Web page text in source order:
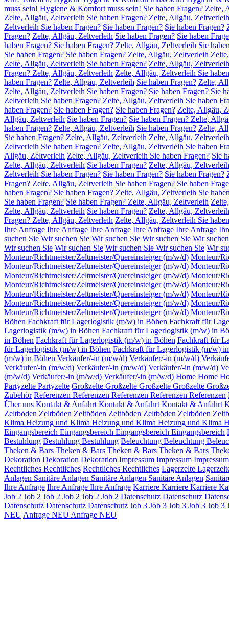
muss sein! Hygiene & Komfort muss sein! Sie haben Fragen? Zelte,
Zelte, Allgäu, Zeltverleih Sie haben Fragen? Zelte, Allgäu, Zeltverleih
Zeltverleih Sie haben Fragen? Sie haben Fragen? Sie haben Fragen?
Fragen? Zelte, Allgäu, Zeltverleih Sie haben Fragen? Sie haben
haben Fragen? Sie haben Fragen? Zelte, Allgäu, Zeltverleih Sie
Sie haben Fragen? Sie haben Fragen? Zelte, Allgäu, Zeltverleih
Zelte, Allgäu, Zeltverleih Sie haben Fragen? Zelte, Allgäu, Zeltverleih
Fragen? Zelte, Allgäu, Zeltverleih Zelte, Allgäu, Zeltverleih Sie
haben Fragen? Zelte, Allgäu, Zeltverleih Sie haben Fragen? Zelte,
Zelte, Allgäu, Zeltverleih Sie haben Fragen? Sie haben Fragen? Sie
Zeltverleih Sie haben Fragen? Zelte, Allgäu, Zeltverleih Sie haben
haben Fragen? Sie haben Fragen? Sie haben Fragen? Zelte, Allgäu,
Allgäu, Zeltverleih Sie haben Fragen? Sie haben Fragen? Zelte,
haben Fragen? Zelte, Allgäu, Zeltverleih Sie haben Fragen? Zelte,
Sie haben Fragen? Zelte, Allgäu, Zeltverleih Zelte, Allgäu,
Zeltverleih Sie haben Fragen? Zelte, Allgäu, Zeltverleih Sie haben
Allgäu, Zeltverleih Zelte, Allgäu, Zeltverleih Sie haben Fragen? Sie
Zelte, Allgäu, Zeltverleih Sie haben Fragen? Zelte, Allgäu, Zeltverleih
Zeltverleih Sie haben Fragen? Sie haben Fragen? Sie haben Fragen?
Fragen? Zelte, Allgäu, Zeltverleih Sie haben Fragen? Sie haben
haben Fragen? Sie haben Fragen? Zelte, Allgäu, Zeltverleih Sie
Sie haben Fragen? Sie haben Fragen? Zelte, Allgäu, Zeltverleih
Zelte, Allgäu, Zeltverleih Sie haben Fragen? Zelte, Allgäu, Zeltverleih
Fragen? Zelte, Allgäu, Zeltverleih Zelte, Allgäu, Zeltverleih Sie
Ihre Anfrage Ihre Anfrage Ihre Anfrage Ihre Anfrage Ihre Anfrage
suchen Sie Wir suchen Sie Wir suchen Sie Wir suchen Sie Wir
Wir suchen Sie Wir suchen Sie Wir suchen Sie Wir suchen Sie Wir
Monteur/Richtmeister/Zeltmeister/Quereinsteiger (m/w/d) Monteur/
Monteur/Richtmeister/Zeltmeister/Quereinsteiger (m/w/d) Monteur/
Monteur/Richtmeister/Zeltmeister/Quereinsteiger (m/w/d) Monteur/
Monteur/Richtmeister/Zeltmeister/Quereinsteiger (m/w/d) Monteur/
Monteur/Richtmeister/Zeltmeister/Quereinsteiger (m/w/d) Monteur/
Monteur/Richtmeister/Zeltmeister/Quereinsteiger (m/w/d) Monteur/
Monteur/Richtmeister/Zeltmeister/Quereinsteiger (m/w/d) Monteur/
Böhen Fachkraft für Lagerlogistik (m/w) in Böhen Fachkraft für
Lagerlogistik (m/w) in Böhen Fachkraft für Lagerlogistik (m/w) in
in Böhen Fachkraft für Lagerlogistik (m/w) in Böhen Fachkraft für
für Lagerlogistik (m/w) in Böhen Fachkraft für Lagerlogistik (m/w)
(m/w) in Böhen Verkäufer/-in (m/w/d) Verkäufer/-in (m/w/d)
Verkäufer/-in (m/w/d) Verkäufer/-in (m/w/d) Verkäufer/-in (m/w/d)
(m/w/d) Verkäufer/-in (m/w/d) Verkäufer/-in (m/w/d) Home Home
Partyzelte Partyzelte Großzelte Großzelte Großzelte Großzelte
Zubehör Referenzen Referenzen Referenzen Referenzen Referenzen
Über uns Kontakt & Anfahrt Kontakt & Anfahrt Kontakt & Anfahrt
Zeltböden Zeltböden Zeltböden Zeltböden Zeltböden Zeltböden
Klima Heizung und Klima Heizung und Klima Heizung und Klima
Eingangsbereich Eingangsbereich Eingangsbereich Eingangsbereich
Bestuhlung Bestuhlung Bestuhlung Beleuchtung Beleuchtung
Theken & Bars Theken & Bars Theken & Bars Theken & Bars
Dekoration Dekoration Dekoration Impressum Impressum
Rechtliches Rechtliches Rechtliches Rechtliches Lagerzelte
Anlagen Sanitäre Anlagen Sanitäre Anlagen Sanitäre Anlagen
Ihre Anfrage Ihre Anfrage Ihre Anfrage Karriere Karriere Karriere
Job 2 Job 2 Job 2 Job 2 Job 2 Job 2 Datenschutz Datenschutz
Datenschutz Datenschutz Datenschutz Job 3 Job 3 Job 3 Job 3 Job 3
NEU Anfrage NEU Anfrage NEU